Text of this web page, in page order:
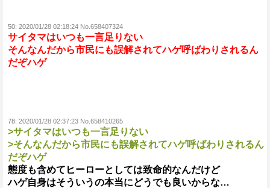
50: 2020/01/28 02:18:24 No.658407324
サイタマはいつも一言足りない
そんなんだから市民にも誤解されてハゲ呼ばわりされるん
だぞハゲ
78: 2020/01/28 02:37:23 No.658410265
>サイタマはいつも一言足りない
>そんなんだから市民にも誤解されてハゲ呼ばわりされるん
だぞハゲ
態度も含めてヒーローとしては致命的なんだけど
ハゲ自身はそういうの本当にどうでも良いからな…